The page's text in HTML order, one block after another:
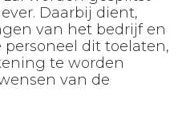
Daarbij dient,
van het bedrijf en
dit toelaten,
te worden
van de